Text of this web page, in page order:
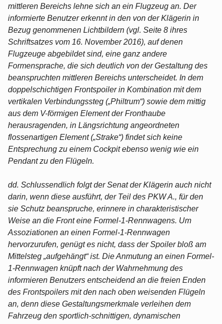
mittleren Bereichs lehne sich an ein Flugzeug an. Der
informierte Benutzer erkennt in den von der Klägerin in
Bezug genommenen Lichtbildern (vgl. Seite 8 ihres
Schriftsatzes vom 16. November 2016), auf denen
Flugzeuge abgebildet sind, eine ganz andere
Formensprache, die sich deutlich von der Gestaltung des
beanspruchten mittleren Bereichs unterscheidet. In dem
doppelschichtigen Frontspoiler in Kombination mit dem
vertikalen Verbindungssteg („Philtrum“) sowie dem mittig
aus dem V-förmigen Element der Fronthaube
herausragenden, in Längsrichtung angeordneten
flossenartigen Element („Strake“) findet sich keine
Entsprechung zu einem Cockpit ebenso wenig wie ein
Pendant zu den Flügeln.
dd. Schlussendlich folgt der Senat der Klägerin auch nicht
darin, wenn diese ausführt, der Teil des PKW A., für den
sie Schutz beanspruche, erinnere in charakteristischer
Weise an die Front eine Formel-1-Rennwagens. Um
Assoziationen an einen Formel-1-Rennwagen
hervorzurufen, genügt es nicht, dass der Spoiler bloß am
Mittelsteg „aufgehängt“ ist. Die Anmutung an einen Formel-
1-Rennwagen knüpft nach der Wahrnehmung des
informieren Benutzers entscheidend an die freien Enden
des Frontspoilers mit den nach oben weisenden Flügeln
an, denn diese Gestaltungsmerkmale verleihen dem
Fahrzeug den sportlich-schnittigen, dynamischen